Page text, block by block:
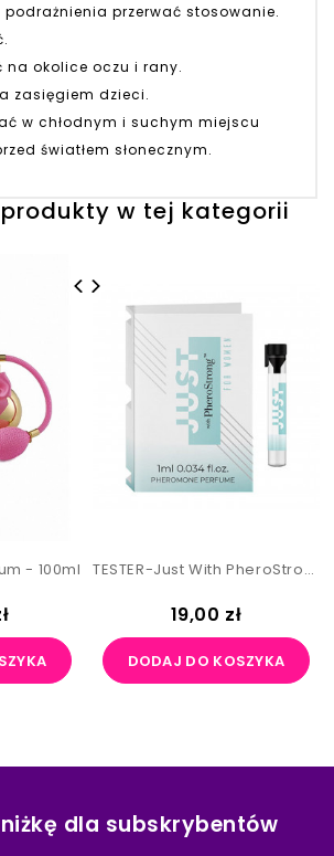
przerwać stosowanie.
na okolice oczu i rany.
zasięgiem dzieci.
w chłodnym i suchym miejscu
światłem słonecznym.
w tej kategorii
- 100ml TESTER-Just With PheroStrong For Women 1ml
Cena
19,00 zł
DODAJ DO KOSZYKA
dla subskrybentów